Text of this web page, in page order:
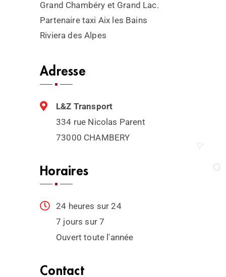
Grand Chambéry et Grand Lac.
Partenaire taxi Aix les Bains
Riviera des Alpes
Adresse
L&Z Transport
334 rue Nicolas Parent
73000 CHAMBERY
Horaires
24 heures sur 24
7 jours sur 7
Ouvert toute l'année
Contact